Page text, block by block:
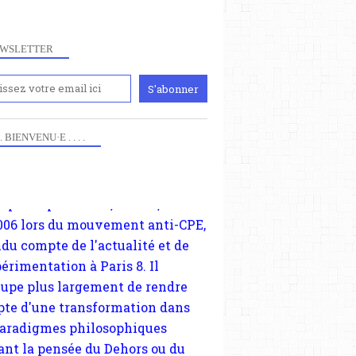
. BIENVENU·E . . . .
ce site, créé
lors du mouvement anti-CPE,
d'une transformation dans
philosophiques
la pensée du Dehors ou du
omme la nomme les
classique. Nous
quant à nous déjà basculé
dans la modernité